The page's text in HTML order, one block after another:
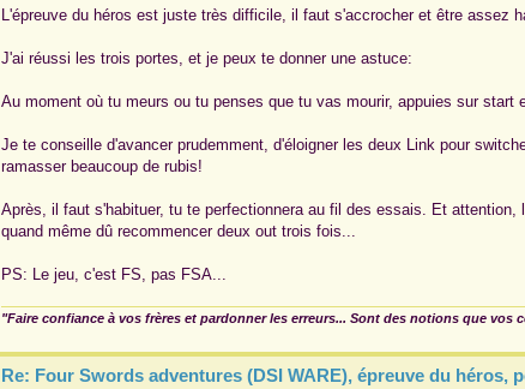
s
s
g
L'épreuve du héros est juste très difficile, il faut s'accrocher et être assez
J'ai réussi les trois portes, et je peux te donner une astuce:
Au moment où tu meurs ou tu penses que tu vas mourir, appuies sur
Je te conseille d'avancer prudemment, d'éloigner les deux Link pour
ramasser beaucoup de rubis!
Après, il faut s'habituer, tu te perfectionnera au fil des essais. Et
quand même dû recommencer deux out trois fois...
PS: Le jeu, c'est FS, pas FSA...
"Faire confiance à vos frères et pardonner les erreurs... Sont des notions que
Re: Four Swords adventures (DSI WARE), épreuve du héros,